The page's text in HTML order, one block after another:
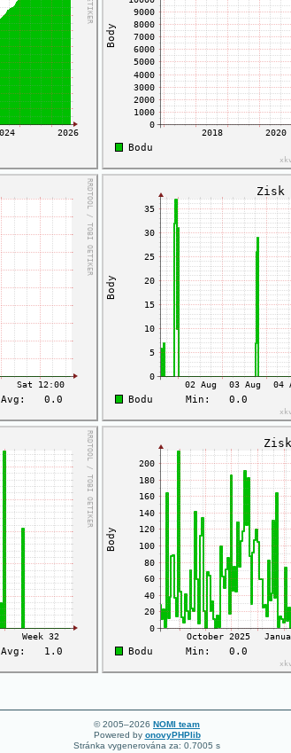
© 2005–2026 NOMI team
Powered by onovyPHPlib
Stránka vygenerována za: 0.7005 s